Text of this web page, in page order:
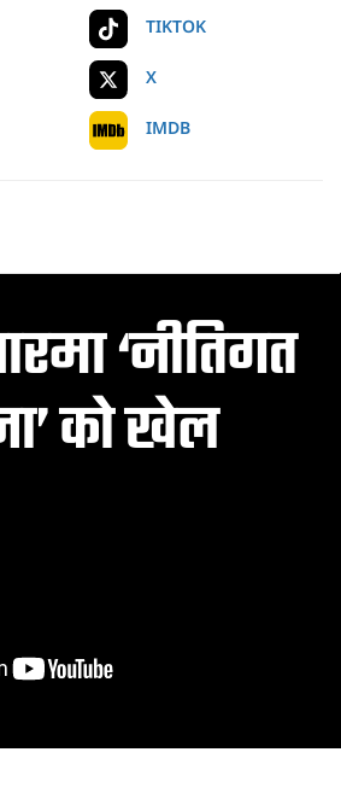
TIKTOK
X
IMDB
‘नीतिगत
को खेल